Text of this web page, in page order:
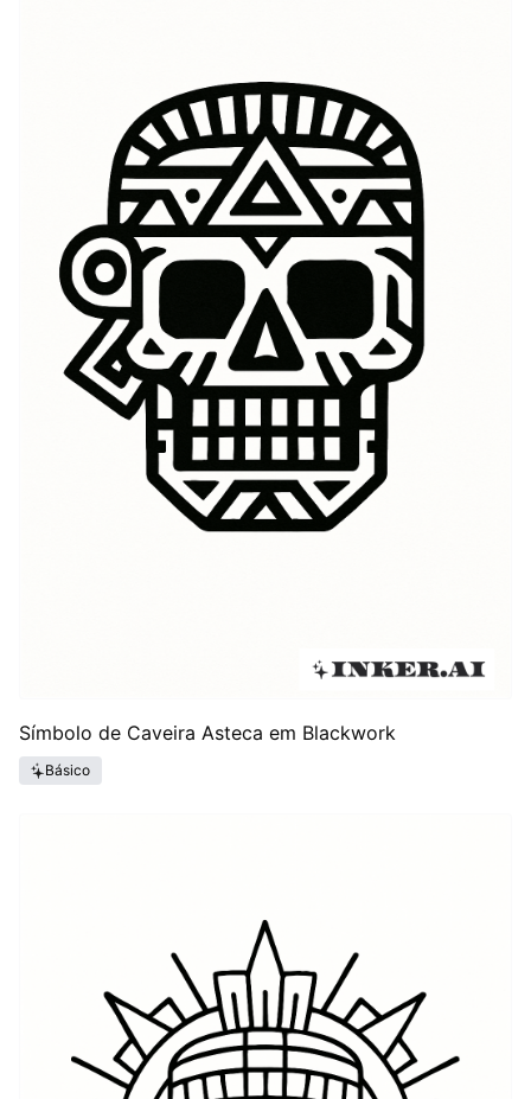
Símbolo de Caveira Asteca em Blackwork
Básico